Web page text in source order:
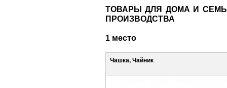
ТОВАРЫ ДЛЯ ДОМА И
ПРОИЗВОДСТВА
1 место
Чашка, Чайник